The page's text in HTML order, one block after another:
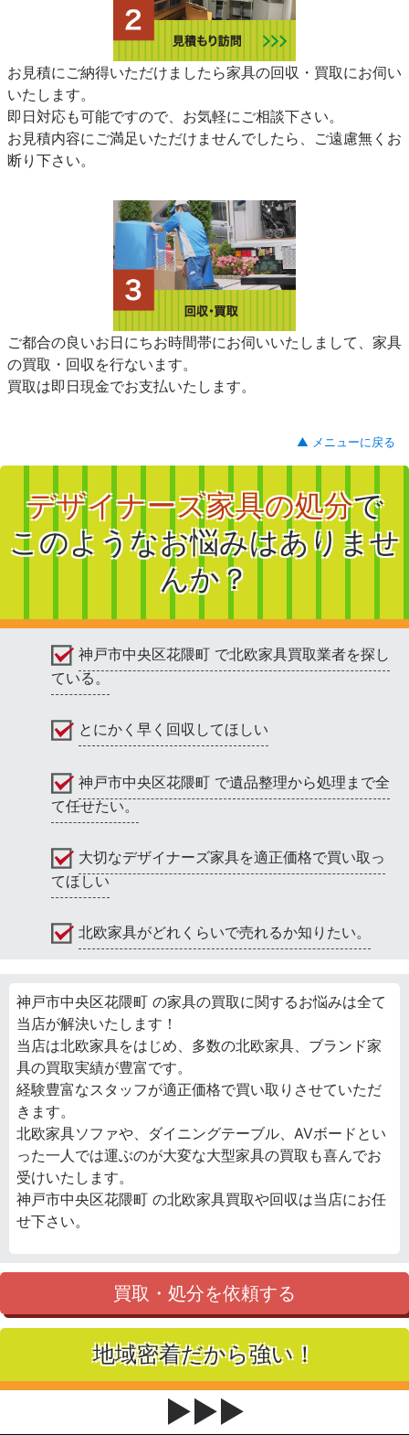
お見積にご納得いただけましたら家具の回収・買取にお伺い
いたします。
即日対応も可能ですので、お気軽にご相談下さい。
お見積内容にご満足いただけませんでしたら、ご遠慮無くお
断り下さい。
ご都合の良いお日にちお時間帯にお伺いいたしまして、家具
の買取・回収を行ないます。
買取は即日現金でお支払いたします。
▲ メニューに戻る
デザイナーズ家具の処分で
このようなお悩みはありませ
んか？
神戸市中央区花隈町 で北欧家具買取業者を探し
ている。
とにかく早く回収してほしい
神戸市中央区花隈町 で遺品整理から処理まで全
て任せたい。
大切なデザイナーズ家具を適正価格で買い取っ
てほしい
北欧家具がどれくらいで売れるか知りたい。
神戸市中央区花隈町 の家具の買取に関するお悩みは全て
当店が解決いたします！
当店は北欧家具をはじめ、多数の北欧家具、ブランド家
具の買取実績が豊富です。
経験豊富なスタッフが適正価格で買い取りさせていただ
きます。
北欧家具ソファや、ダイニングテーブル、AVボードとい
った一人では運ぶのが大変な大型家具の買取も喜んでお
受けいたします。
神戸市中央区花隈町 の北欧家具買取や回収は当店にお任
せ下さい。
買取・処分を依頼する
地域密着だから強い！
▶▶▶